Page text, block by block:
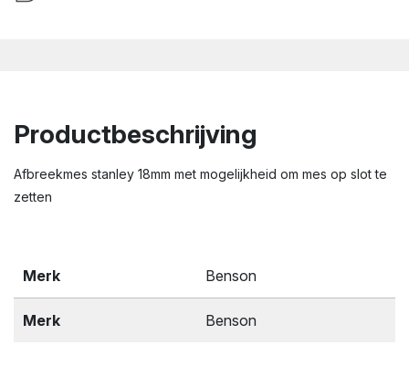
Productbeschrijving
Afbreekmes stanley 18mm met mogelijkheid om mes op slot te
zetten
Merk Benson
Merk Benson